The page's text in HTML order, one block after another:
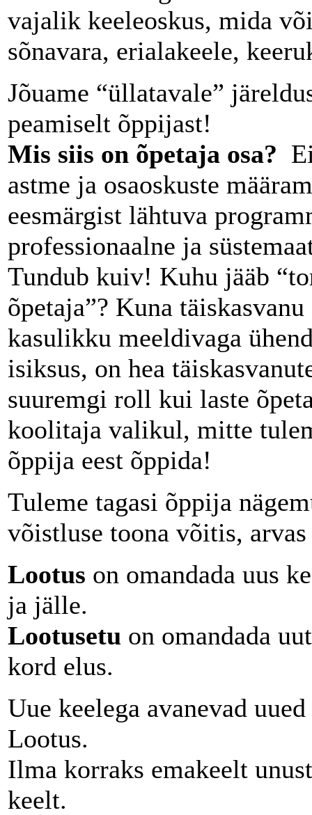
vajalik keeleoskus, mida
sõnavara, erialakeele,
Jõuame “üllatavale”
peamiselt õppijast!
Mis siis on õpetaja osa?
astme ja osaoskuste
eesmärgist lähtuva
professionaalne ja
Tundub kuiv! Kuhu jääb
õpetaja”? Kuna
kasulikku meeldivaga
isiksus, on hea
suuremgi roll kui laste
koolitaja valikul, mitte
õppija eest õppida!
Tuleme tagasi õppija
võistluse toona võitis,
Lootus on omandada uus
ja jälle.
Lootusetu on omandada
kord elus.
Uue keelega avanevad
Lootus.
Ilma korraks emakeelt
keelt.